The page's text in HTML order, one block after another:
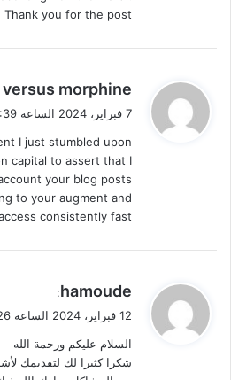
you for the post.
ي
ق
ل
morphine
7 فبراير، 2024 الساعة 12:39 ص
I just stumbled upon
capital to assert that I
your blog posts
to your augment and
consistently fast
ي
ق
ل
hamoude
:
12 فبراير، 2024 الساعة 3:26 م
السلام عليكم ورحمة الله
شكرا كثيرا لك لتقديمك